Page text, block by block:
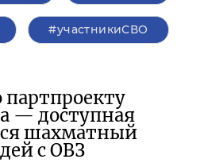
#участникиСВО
партпроекту
— доступная
шахматный
с ОВЗ